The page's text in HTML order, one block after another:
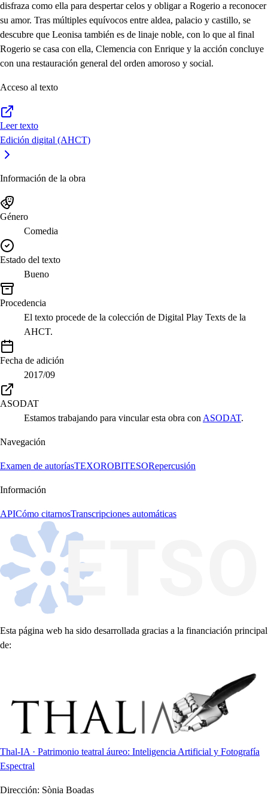
disfraza como ella para despertar celos y obligar a Rogerio a reconocer
su amor. Tras múltiples equívocos entre aldea, palacio y castillo, se
descubre que Leonisa también es de linaje noble, con lo que al final
Rogerio se casa con ella, Clemencia con Enrique y la acción concluye
con una restauración general del orden amoroso y social.
Acceso al texto
Leer texto
Edición digital (AHCT)
Información de la obra
Género
Comedia
Estado del texto
Bueno
Procedencia
El texto procede de la colección de Digital Play Texts de la
AHCT.
Fecha de adición
2017/09
ASODAT
Estamos trabajando para vincular esta obra con ASODAT.
Navegación
Examen de autoríasTEXOROBITESORepercusión
Información
APICómo citarnosTranscripciones automáticas
Esta página web ha sido desarrollada gracias a la financiación principal
de:
Thal-IA · Patrimonio teatral áureo: Inteligencia Artificial y Fotografía
Espectral
Dirección: Sònia Boadas